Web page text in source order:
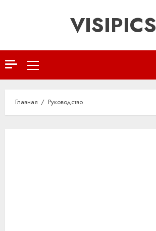
VISIPICS
Основное
меню
Главная Руководство